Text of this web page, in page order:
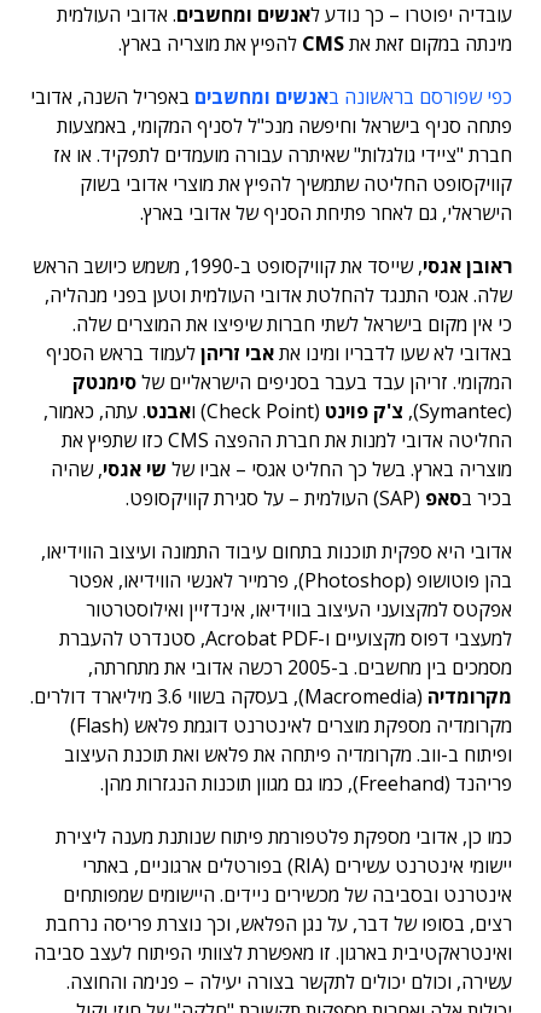
עובדיה יפוטרו – כך נודע לאנשים ומחשבים. אדובי העולמית
מינתה במקום זאת אתCMS להפיץ את מוצריה בארץ.
כפי שפורסם בראשונה באנשים ומחשבים באפריל השנה, אדובי
פתחה סניף בישראל וחיפשה מנכ"ל לסניף המקומי, באמצעות
חברת "ציידי גולגלות" שאיתרה עבורה מועמדים לתפקיד. או אז
קוויקסופט החליטה שתמשיך להפיץ את מוצרי אדובי בשוק
הישראלי, גם לאחר פתיחת הסניף של אדובי בארץ.
ראובן אגסי
, שייסד את קוויקסופט ב-1990, משמש כיושב הראש
שלה. אגסי התנגד להחלטת אדובי העולמית וטען בפני מנהליה,
כי אין מקום בישראל לשתי חברות שיפיצו את המוצרים שלה.
באדובי לא שעו לדבריו ומינו אתאבי זריהןלעמוד בראש הסניף
המקומי. זריהן עבד בעבר בסניפים הישראליים שלסימנטק
(Symantec),
צ'ק פוינט (Check Point) ו אבנט. עתה, כאמור,
החליטה אדובי למנות את חברת ההפצה CMS כזו שתפיץ את
מוצריה בארץ. בשל כך החליט אגסי – אביו של שי אגסי, שהיה
בכיר בסאפ (SAP) העולמית – על סגירת קוויקסופט.
אדובי היא ספקית תוכנות בתחום עיבוד התמונה ועיצוב הווידיאו,
בהן פוטושופ (Photoshop), פרמייר לאנשי הווידיאו, אפטר
אפקטס למקצועני העיצוב בווידיאו, אינדזיין ואילוסטרטור
למעצבי דפוס מקצועיים ו-Acrobat PDF, סטנדרט להעברת
מסמכים בין מחשבים. ב-2005 רכשה אדובי את מתחרתה,
מקרומדיה
(Macromedia), בעסקה בשווי 3.6 מיליארד דולרים.
מקרומדיה מספקת מוצרים לאינטרנט דוגמת פלאש (Flash)
ופיתוח ב-ווב. מקרומדיה פיתחה את פלאש ואת תוכנת העיצוב
פריהנד (Freehand), כמו גם מגוון תוכנות הנגזרות מהן.
כמו כן, אדובי מספקת פלטפורמת פיתוח שנותנת מענה ליצירת
יישומי אינטרנט עשירים (RIA) בפורטלים ארגוניים, באתרי
אינטרנט ובסביבה של מכשירים ניידים. היישומים שמפותחים
רצים, בסופו של דבר, על נגן הפלאש, וכך נוצרת פריסה נרחבת
ואינטראקטיבית בארגון. זו מאפשרת לצוותי הפיתוח לעצב סביבה
עשירה, וכולם יכולים לתקשר בצורה יעילה – פנימה והחוצה.